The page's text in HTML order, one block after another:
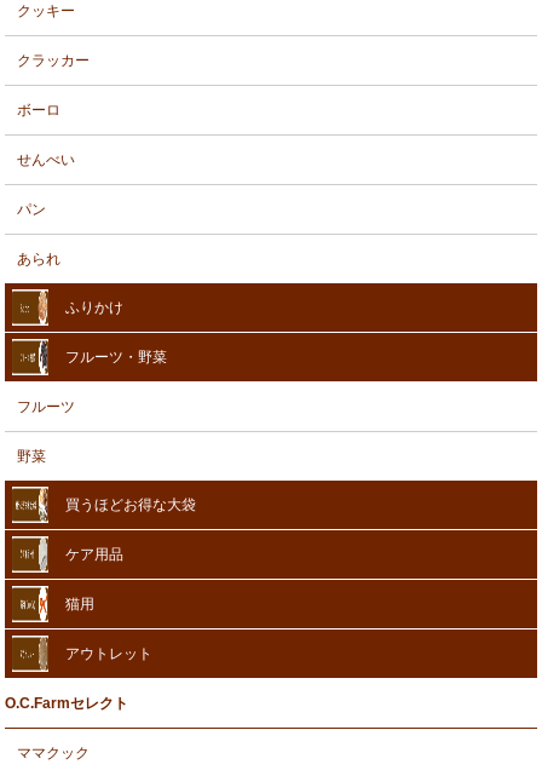
クッキー
クラッカー
ボーロ
せんべい
パン
あられ
ふりかけ
フルーツ・野菜
フルーツ
野菜
買うほどお得な大袋
ケア用品
猫用
アウトレット
O.C.Farmセレクト
ママクック